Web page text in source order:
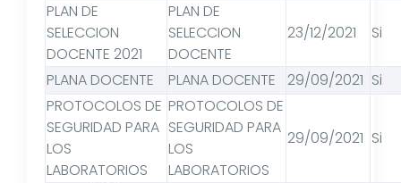
PLAN DE
SELECCION
DOCENTE 2021
PLAN DE
SELECCION
DOCENTE
23/12/2021 Si
PLANA DOCENTE PLANA DOCENTE 29/09/2021 Si
PROTOCOLOS DE
SEGURIDAD PARA
LOS
LABORATORIOS
PROTOCOLOS DE
SEGURIDAD PARA
LOS
LABORATORIOS
29/09/2021 Si